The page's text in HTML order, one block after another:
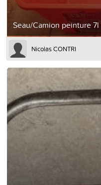
Seau/Camion peinture 7l
Nicolas CONTRI